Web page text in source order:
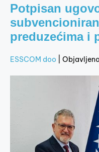
Potpisan
preduzećima i
ESSCOM doo Objavljeno